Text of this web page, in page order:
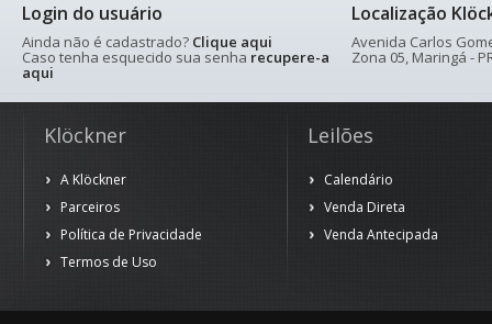
Login do usuário
Ainda não é cadastrado? Clique aqui
Caso tenha esquecido sua senha recupere-a
aqui
Localização
Avenida Carlos
Zona 05, Maringá -
Klöckner
A Klöckner
Parceiros
Política de Privacidade
Termos de Uso
Leilões
Calendário
Venda Direta
Venda Antecipada